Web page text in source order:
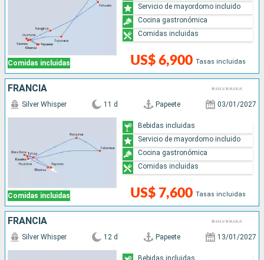
Comidas incluidas US$ 6,900 Tasas incluidas
Servicio de mayordomo incluido
Cocina gastronómica
Comidas incluidas
FRANCIA
Comidas incluidas
Silver Whisper 11 d Papeete 03/01/2027
US$ 7,600 Tasas incluidas
Bebidas incluidas
Servicio de mayordomo incluido
Cocina gastronómica
Comidas incluidas
FRANCIA
Silver Whisper 12 d Papeete 13/01/2027
Bebidas incluidas